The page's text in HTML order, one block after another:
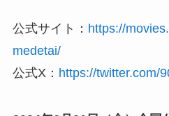
公式サイト： https://
medetai/
公式X： https://twitter.com/